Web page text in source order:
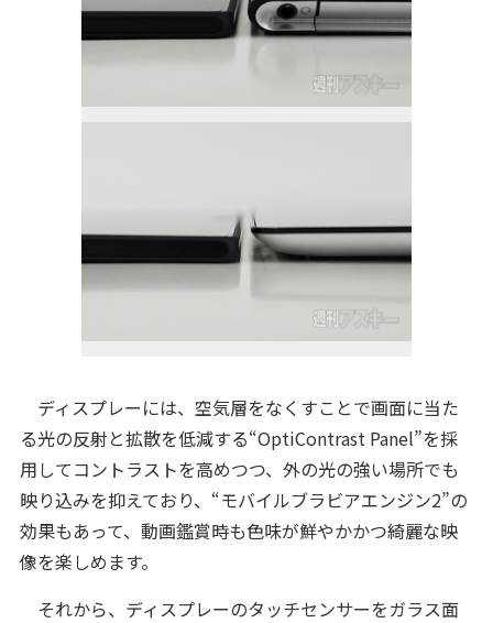
ディスプレーには、空気層をなくすことで画面に当た
る光の反射と拡散を低減する“OptiContrast Panel”を採
用してコントラストを高めつつ、外の光の強い場所でも
映り込みを抑えており、“モバイルブラビアエンジン2”の
効果もあって、動画鑑賞時も色味が鮮やかかつ綺麗な映
像を楽しめます。
それから、ディスプレーのタッチセンサーをガラス面